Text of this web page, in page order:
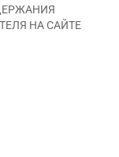
НА САЙТЕ